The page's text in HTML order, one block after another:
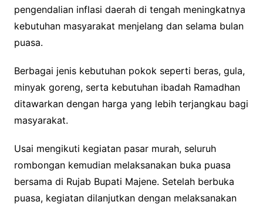
pengendalian inflasi daerah di tengah meningkatnya
kebutuhan masyarakat menjelang dan selama bulan
puasa.
Berbagai jenis kebutuhan pokok seperti beras, gula,
minyak goreng, serta kebutuhan ibadah Ramadhan
ditawarkan dengan harga yang lebih terjangkau bagi
masyarakat.
Usai mengikuti kegiatan pasar murah, seluruh
rombongan kemudian melaksanakan buka puasa
bersama di Rujab Bupati Majene. Setelah berbuka
puasa, kegiatan dilanjutkan dengan melaksanakan